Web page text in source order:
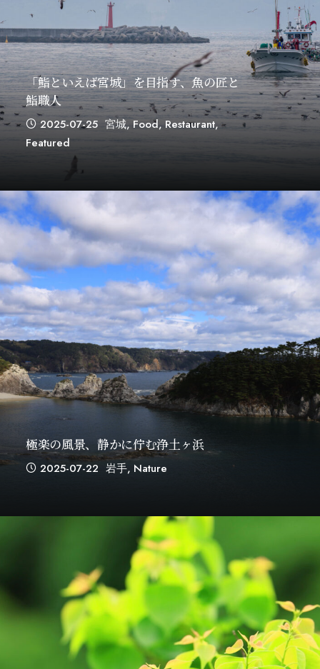
「鮨といえば宮城」を目指す、魚の匠と
鮨職人
2025-07-25 宮城,Food,Restaurant,
Featured
極楽の風景、静かに佇む浄土ヶ浜
2025-07-22 岩手, Nature